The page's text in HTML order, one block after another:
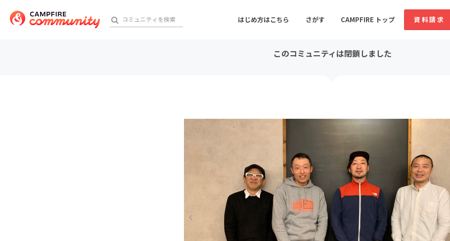
はじめ方はこちら さがす CAMPFIRE トップ 資料請求
音楽 舞台・パフォーマンス
ゲーム・サービス開発 フード・飲食店
アニメ・漫画
ソーシャルグッド ビューティー・ヘルスケア
CAMPFIRE for Social Good CAMPFIRE Creation
このコミュニティは閉鎖しました